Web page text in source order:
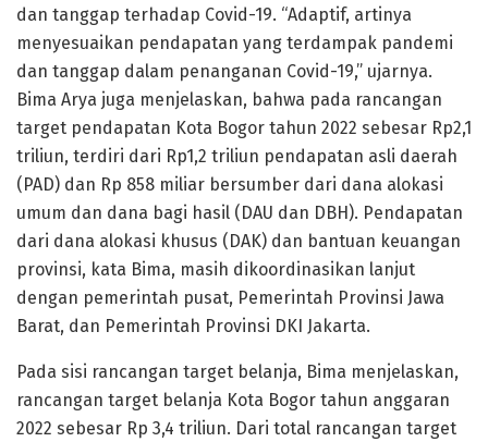
dan tanggap terhadap Covid-19. “Adaptif, artinya
menyesuaikan pendapatan yang terdampak pandemi
dan tanggap dalam penanganan Covid-19,” ujarnya.
Bima Arya juga menjelaskan, bahwa pada rancangan
target pendapatan Kota Bogor tahun 2022 sebesar Rp2,1
triliun, terdiri dari Rp1,2 triliun pendapatan asli daerah
(PAD) dan Rp 858 miliar bersumber dari dana alokasi
umum dan dana bagi hasil (DAU dan DBH). Pendapatan
dari dana alokasi khusus (DAK) dan bantuan keuangan
provinsi, kata Bima, masih dikoordinasikan lanjut
dengan pemerintah pusat, Pemerintah Provinsi Jawa
Barat, dan Pemerintah Provinsi DKI Jakarta.
Pada sisi rancangan target belanja, Bima menjelaskan,
rancangan target belanja Kota Bogor tahun anggaran
2022 sebesar Rp 3,4 triliun. Dari total rancangan target